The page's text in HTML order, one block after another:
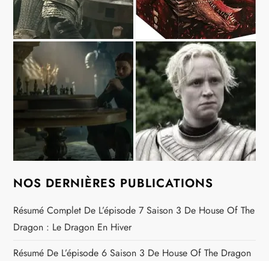
NOS DERNIÈRES PUBLICATIONS
Résumé Complet De L’épisode 7 Saison 3 De House Of The
Dragon : Le Dragon En Hiver
Résumé De L’épisode 6 Saison 3 De House Of The Dragon